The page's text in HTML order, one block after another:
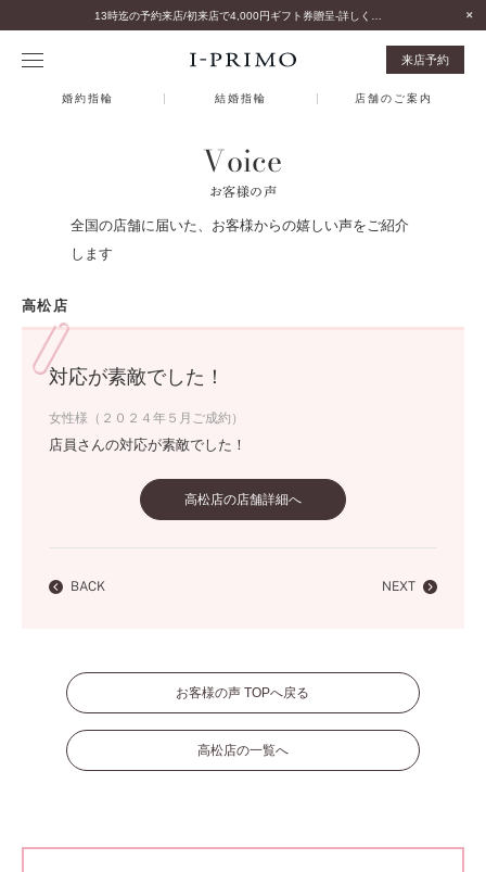
来店予約
婚約指輪 結婚指輪 店舗のご案内
Voice
お客様の声
全国の店舗に届いた、お客様からの嬉しい声をご紹介
します
高松店
対応が素敵でした！
女性様（２０２４年５月ご成約）
店員さんの対応が素敵でした！
高松店の店舗詳細へ
BACK NEXT
お客様の声 TOPへ戻る
高松店の一覧へ